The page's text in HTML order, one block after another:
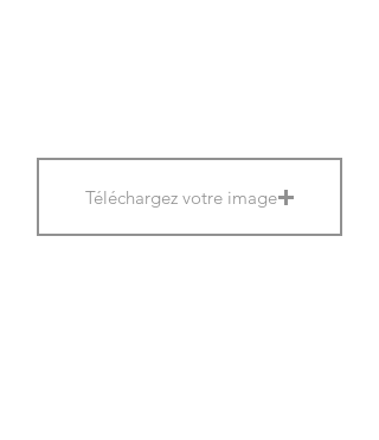
Téléchargez votre image